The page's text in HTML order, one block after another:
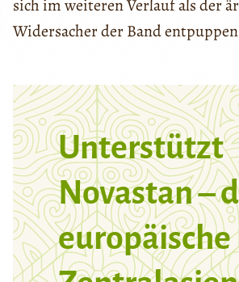
sich im weiteren Verlauf als der
Widersacher der Band
Unterstützt
Novastan –
europäische